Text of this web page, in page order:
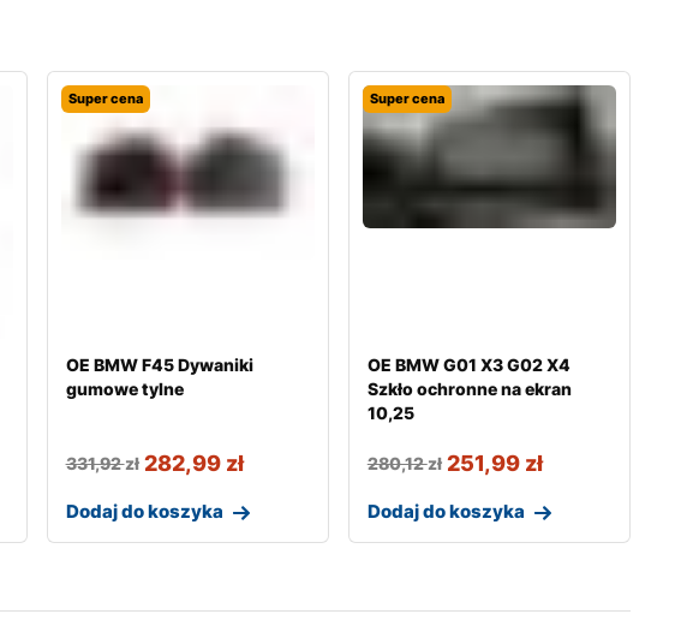
Super cena
OE BMW F45 Dywaniki
gumowe tylne
331,92zł 282,99 zł
Dodaj do koszyka
Super cena
OE BMW G01 X3 G02 X4
Szkło ochronne na ekran
10,25
280,12zł 251,99 zł
Dodaj do koszyka